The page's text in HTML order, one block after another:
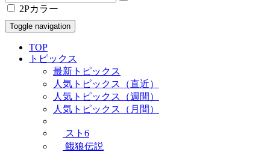
2Pカラー
Toggle navigation
TOP
トピックス
最新トピックス
人気トピックス（直近）
人気トピックス（週間）
人気トピックス（月間）
スト6
餓狼伝説